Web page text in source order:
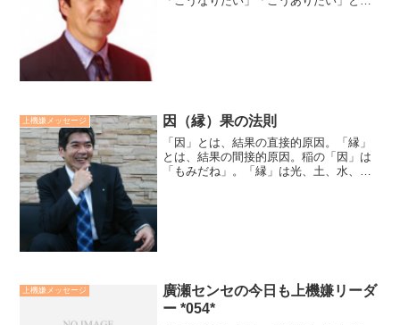
上機嫌メッセージ 因（縁）果の法則
「因」とは、結果の直接的原因。「縁」
とは、結果の間接的原因。稲の「因」は
「もみだね」。「縁」は光、土、水、手
上機嫌メッセージ
廣瀬センセの今日も上機嫌リーダ
ー *054*